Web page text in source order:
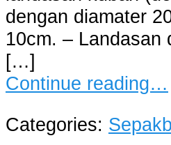
dengan diamater
10cm. – Landasan
[…]
Continue reading…
Categories: